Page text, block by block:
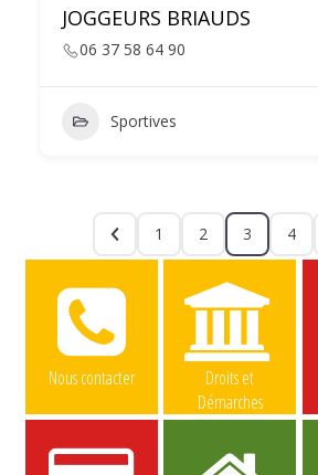
JOGGEURS BRIAUDS
06 37 58 64 90
Sportives
1 2 3 4
Nous contacter
Droits et
Démarches